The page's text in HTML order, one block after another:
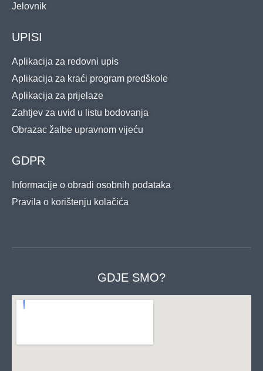
Jelovnik
UPISI
Aplikacija za redovni upis
Aplikacija za kraći program predškole
Aplikacija za prijelaze
Zahtjev za uvid u listu bodovanja
Obrazac žalbe upravnom vijeću
GDPR
Informacije o obradi osobnih podataka
Pravila o korištenju kolačića
GDJE SMO?